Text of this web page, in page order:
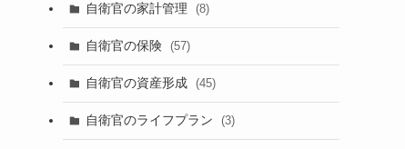
自衛官の家計管理 (8)
自衛官の保険 (57)
自衛官の資産形成 (45)
自衛官のライフプラン (3)